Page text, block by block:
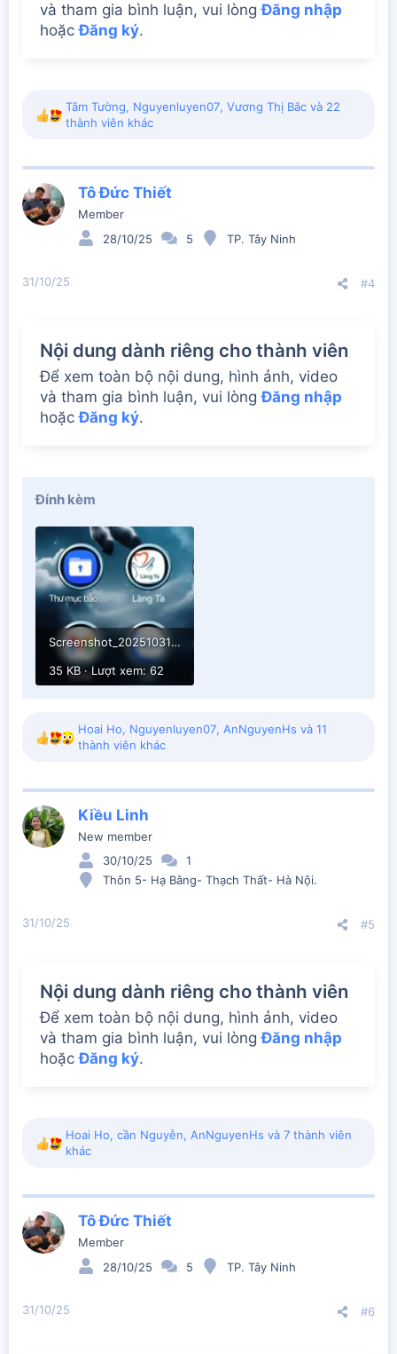
và tham gia bình luận, vui lòngĐăng nhập
hoặcĐăng ký.
R
c
t
i
o
Tâm Tường, Nguyenluyen07, Vương Thị Bắc và 22
thành viên khác
Tô Đức Thiết
Member
28/10/25
5 TP. Tây Ninh
31/10/25 #4
Nội dung dành riêng cho thành viên
Để xem toàn bộ nội dung, hình ảnh, video
và tham gia bình luận, vui lòngĐăng nhập
hoặcĐăng ký.
Đính kèm
Screenshot_20251031_085154_One UI Home.webp
35 KB · Lượt xem: 62
R
c
t
i
o
Hoai Ho, Nguyenluyen07, AnNguyenHs và 11
thành viên khác
Kiều Linh
New member
30/10/25
1
Thôn 5- Hạ Bằng- Thạch Thất- Hà Nội.
31/10/25 #5
Nội dung dành riêng cho thành viên
Để xem toàn bộ nội dung, hình ảnh, video
và tham gia bình luận, vui lòngĐăng nhập
hoặcĐăng ký.
R
c
t
i
o
Hoai Ho, cần Nguyễn, AnNguyenHs và 7 thành viên
khác
Tô Đức Thiết
Member
28/10/25
5 TP. Tây Ninh
31/10/25 #6